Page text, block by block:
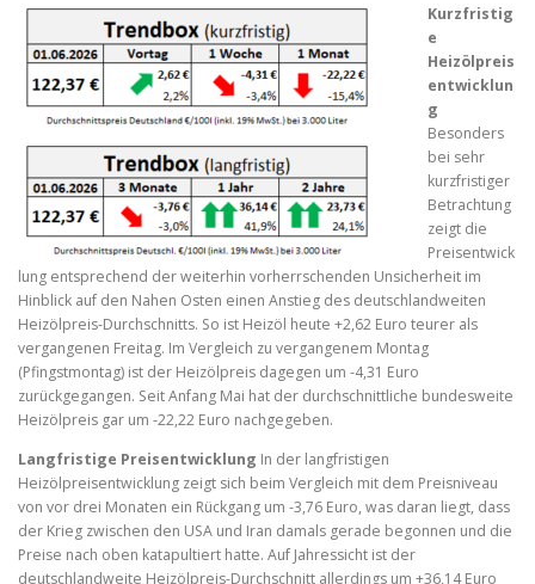
Kurzfristig
e
Heizölpreis
entwicklun
g
Besonders
bei sehr
kurzfristiger
Betrachtung
zeigt die
Preisentwick
lung entsprechend der weiterhin vorherrschenden Unsicherheit im
Hinblick auf den Nahen Osten einen Anstieg des deutschlandweiten
Heizölpreis-Durchschnitts. So ist Heizöl heute +2,62 Euro teurer als
vergangenen Freitag. Im Vergleich zu vergangenem Montag
(Pfingstmontag) ist der Heizölpreis dagegen um -4,31 Euro
zurückgegangen. Seit Anfang Mai hat der durchschnittliche bundesweite
Heizölpreis gar um -22,22 Euro nachgegeben.
Langfristige Preisentwicklung In der langfristigen
Heizölpreisentwicklung zeigt sich beim Vergleich mit dem Preisniveau
von vor drei Monaten ein Rückgang um -3,76 Euro, was daran liegt, dass
der Krieg zwischen den USA und Iran damals gerade begonnen und die
Preise nach oben katapultiert hatte. Auf Jahressicht ist der
deutschlandweite Heizölpreis-Durchschnitt allerdings um +36,14 Euro